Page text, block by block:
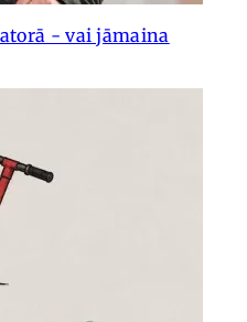
- vai jāmaina